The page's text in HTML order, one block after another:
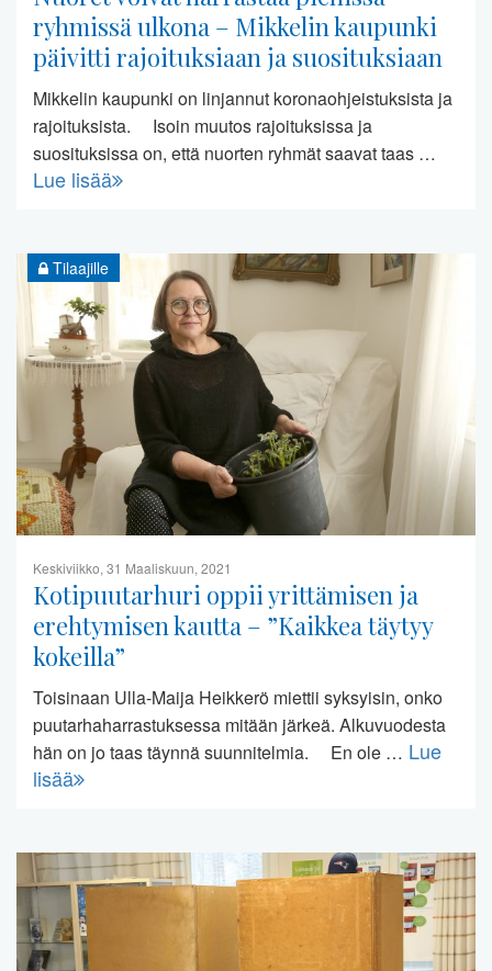
ryhmissä ulkona – Mikkelin kaupunki
päivitti rajoituksiaan ja suosituksiaan
Mikkelin kaupunki on linjannut koronaohjeistuksista ja
rajoituksista. Isoin muutos rajoituksissa ja
suosituksissa on, että nuorten ryhmät saavat taas …
Lue lisää
Tilaajille
Keskiviikko, 31 Maaliskuun, 2021
Kotipuutarhuri oppii yrittämisen ja
erehtymisen kautta – ”Kaikkea täytyy
kokeilla”
Toisinaan Ulla-Maija Heikkerö miettii syksyisin, onko
puutarhaharrastuksessa mitään järkeä. Alkuvuodesta
hän on jo taas täynnä suunnitelmia. En ole … Lue
lisää